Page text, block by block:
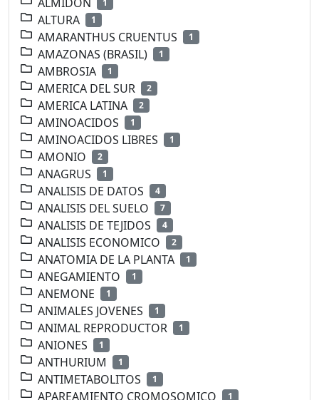
1
ALTURA 1
AMARANTHUS CRUENTUS 1
AMAZONAS (BRASIL) 1
AMBROSIA 1
AMERICA DEL SUR 2
AMERICA LATINA 2
AMINOACIDOS 1
AMINOACIDOS LIBRES 1
AMONIO 2
ANAGRUS 1
ANALISIS DE DATOS 4
ANALISIS DEL SUELO 7
ANALISIS DE TEJIDOS 4
ANALISIS ECONOMICO 2
ANATOMIA DE LA PLANTA 1
ANEGAMIENTO 1
ANEMONE 1
ANIMALES JOVENES 1
ANIMAL REPRODUCTOR 1
ANIONES 1
ANTHURIUM 1
ANTIMETABOLITOS 1
APAREAMIENTO CROMOSOMICO 1